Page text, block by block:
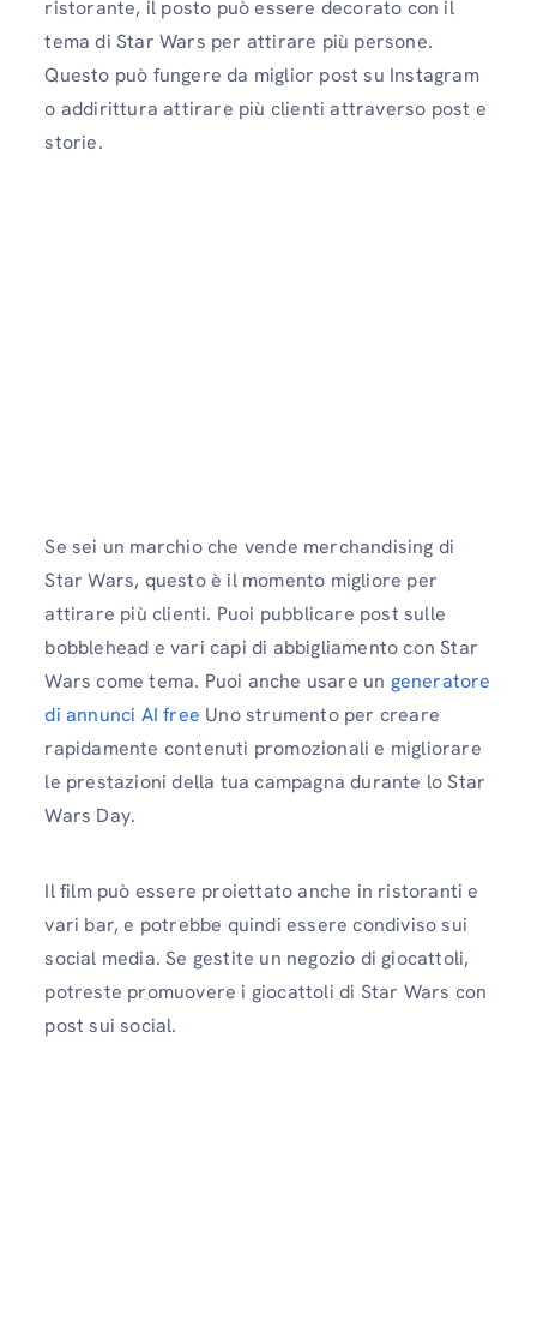
ristorante, il posto può essere decorato con il
tema di Star Wars per attirare più persone.
Questo può fungere da miglior post su Instagram
o addirittura attirare più clienti attraverso post e
storie.
Se sei un marchio che vende merchandising di
Star Wars, questo è il momento migliore per
attirare più clienti. Puoi pubblicare post sulle
bobblehead e vari capi di abbigliamento con Star
Wars come tema. Puoi anche usare un generatore
di annunci AI free Uno strumento per creare
rapidamente contenuti promozionali e migliorare
le prestazioni della tua campagna durante lo Star
Wars Day.
Il film può essere proiettato anche in ristoranti e
vari bar, e potrebbe quindi essere condiviso sui
social media. Se gestite un negozio di giocattoli,
potreste promuovere i giocattoli di Star Wars con
post sui social.